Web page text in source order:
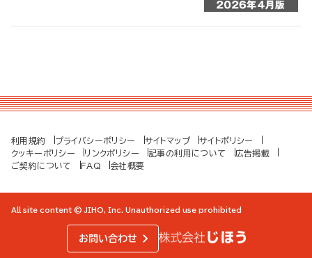
利用規約 プライバシーポリシー サイトマップ
サイトポリシー
クッキーポリシー
リンクポリシー 記事の利用について
広告掲載
ご契約について
FAQ 会社概要
All site content © JIHO, Inc. Unauthorized use prohibited
お問い合わせ